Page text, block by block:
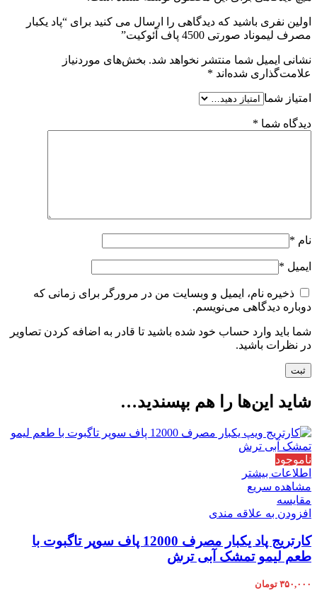
اولین نفری باشید که دیدگاهی را ارسال می کنید برای “پاد یکبار
مصرف لیموناد صورتی 4500 پاف آئوکیت”
نشانی ایمیل شما منتشر نخواهد شد. بخش‌های موردنیاز
علامت‌گذاری شده‌اند *
امتیاز شما
دیدگاه شما *
نام *
ایمیل *
ذخیره نام، ایمیل و وبسایت من در مرورگر برای زمانی که
دوباره دیدگاهی می‌نویسم.
شما باید وارد حساب خود شده باشید تا قادر به اضافه کردن تصاویر
در نظرات باشید.
شاید این‌ها را هم بپسندید…
ناموجود
اطلاعات بیشتر
مشاهده سریع
مقایسه
افزودن به علاقه مندی
کارتریج پاد یکبار مصرف 12000 پاف سوپر تاگبوت با
طعم لیمو تمشک آبی ترش
۳۵۰,۰۰۰ تومان